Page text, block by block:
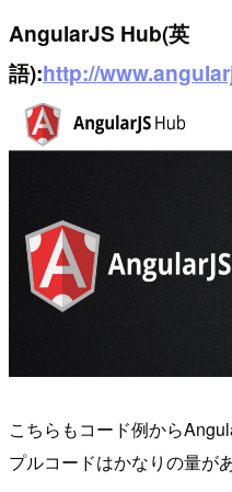
AngularJS Hub(英
語):http://
こちらもコード例から
プルコードはかなりの量が